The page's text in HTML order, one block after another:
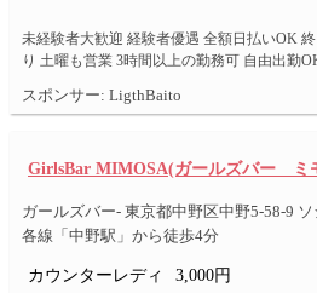
未経験者大歓迎 経験者優遇 全額日払いOK
り 土曜も営業 3時間以上の勤務可 自由出勤
スポンサー: LigthBaito
GirlsBar MIMOSA(ガールズバー ミ
ガールズバー- 東京都中野区中野5-58-9
各線「中野駅」から徒歩4分
カウンターレディ 3,000円